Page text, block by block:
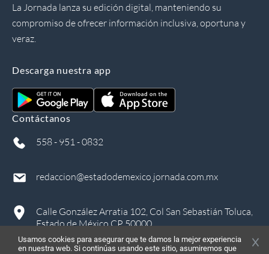
La Jornada lanza su edición digital, manteniendo su
compromiso de ofrecer información inclusiva, oportuna y
veraz.
Descarga nuestra app
Contáctanos
558 - 951 - 0832
redaccion@estadodemexico.jornada.com.mx
Calle González Arratia 102, Col San Sebastián Toluca,
Estado de México CP 50000
Usamos cookies para asegurar que te damos la mejor experiencia
en nuestra web. Si continúas usando este sitio, asumiremos que